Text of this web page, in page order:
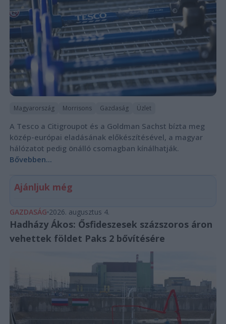
Magyarország Morrisons Gazdaság Üzlet
A Tesco a Citigroupot és a Goldman Sachst bízta meg
közép-európai eladásának előkészítésével, a magyar
hálózatot pedig önálló csomagban kínálhatják.
Bővebben...
Ajánljuk még
GAZDASÁG 2026. augusztus 4.
Hadházy Ákos: Ősfideszesek százszoros áron
vehettek földet Paks 2 bővítésére